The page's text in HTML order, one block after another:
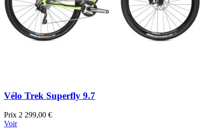
Vélo Trek Superfly 9.7
Prix 2 299,00 €
Voir